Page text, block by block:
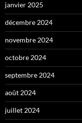
janvier 2025
décembre 2024
novembre 2024
octobre 2024
septembre 2024
août 2024
juillet 2024